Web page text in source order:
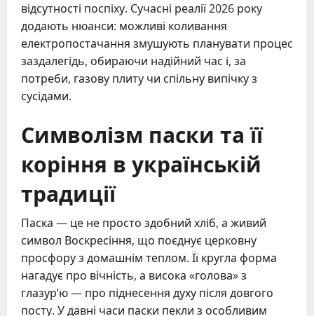
відсутності поспіху. Сучасні реалії 2026 року
додають нюанси: можливі коливання
електропостачання змушують планувати процес
заздалегідь, обираючи надійний час і, за
потреби, газову плиту чи спільну випічку з
сусідами.
Символізм паски та її
коріння в українській
традиції
Паска — це не просто здобний хліб, а живий
символ Воскресіння, що поєднує церковну
просфору з домашнім теплом. Її кругла форма
нагадує про вічність, а висока «голова» з
глазур’ю — про піднесення духу після довгого
посту. У давні часи паски пекли з особливим